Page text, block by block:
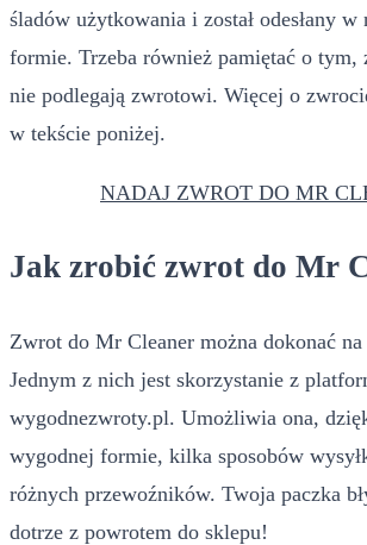
śladów użytkowania i został odesłany
formie. Trzeba również pamiętać o tym,
nie podlegają zwrotowi. Więcej o
w tekście poniżej.
NADAJ ZWROT DO MR
Jak zrobić zwrot do Mr
Zwrot do Mr Cleaner można dokonać
Jednym z nich jest skorzystanie z
wygodnezwroty.pl. Umożliwia ona,
wygodnej formie, kilka sposobów
różnych przewoźników. Twoja paczka
dotrze z powrotem do sklepu!